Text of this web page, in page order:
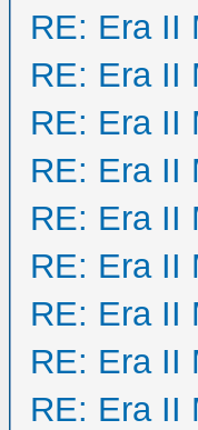
RE: Era II
RE: Era II
RE: Era II
RE: Era II
RE: Era II
RE: Era II
RE: Era II
RE: Era II
RE: Era II